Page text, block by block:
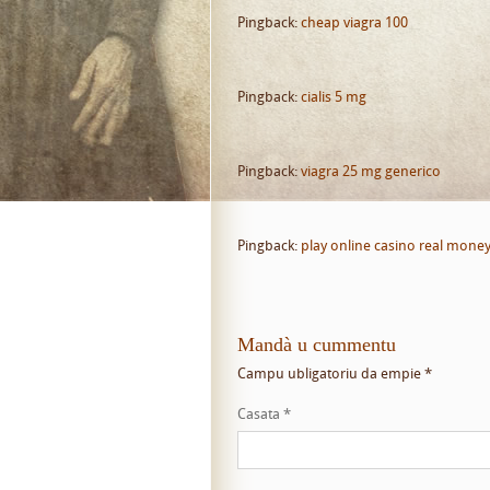
Pingback:cheap viagra 100
Pingback:cialis 5 mg
Pingback:viagra 25 mg generico
Pingback: play online casino real money
Mandà u cummentu
Campu ubligatoriu da empie*
Casata *